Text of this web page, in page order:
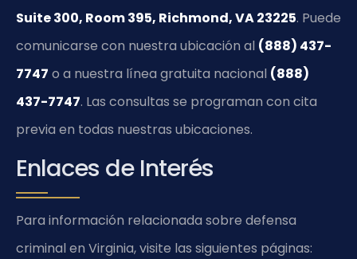
Suite 300, Room 395, Richmond, VA 23225. Puede
comunicarse con nuestra ubicación al (888) 437-
7747 o a nuestra línea gratuita nacional (888)
437-7747. Las consultas se programan con cita
previa en todas nuestras ubicaciones.
Enlaces de Interés
Para información relacionada sobre defensa
criminal en Virginia, visite las siguientes páginas: